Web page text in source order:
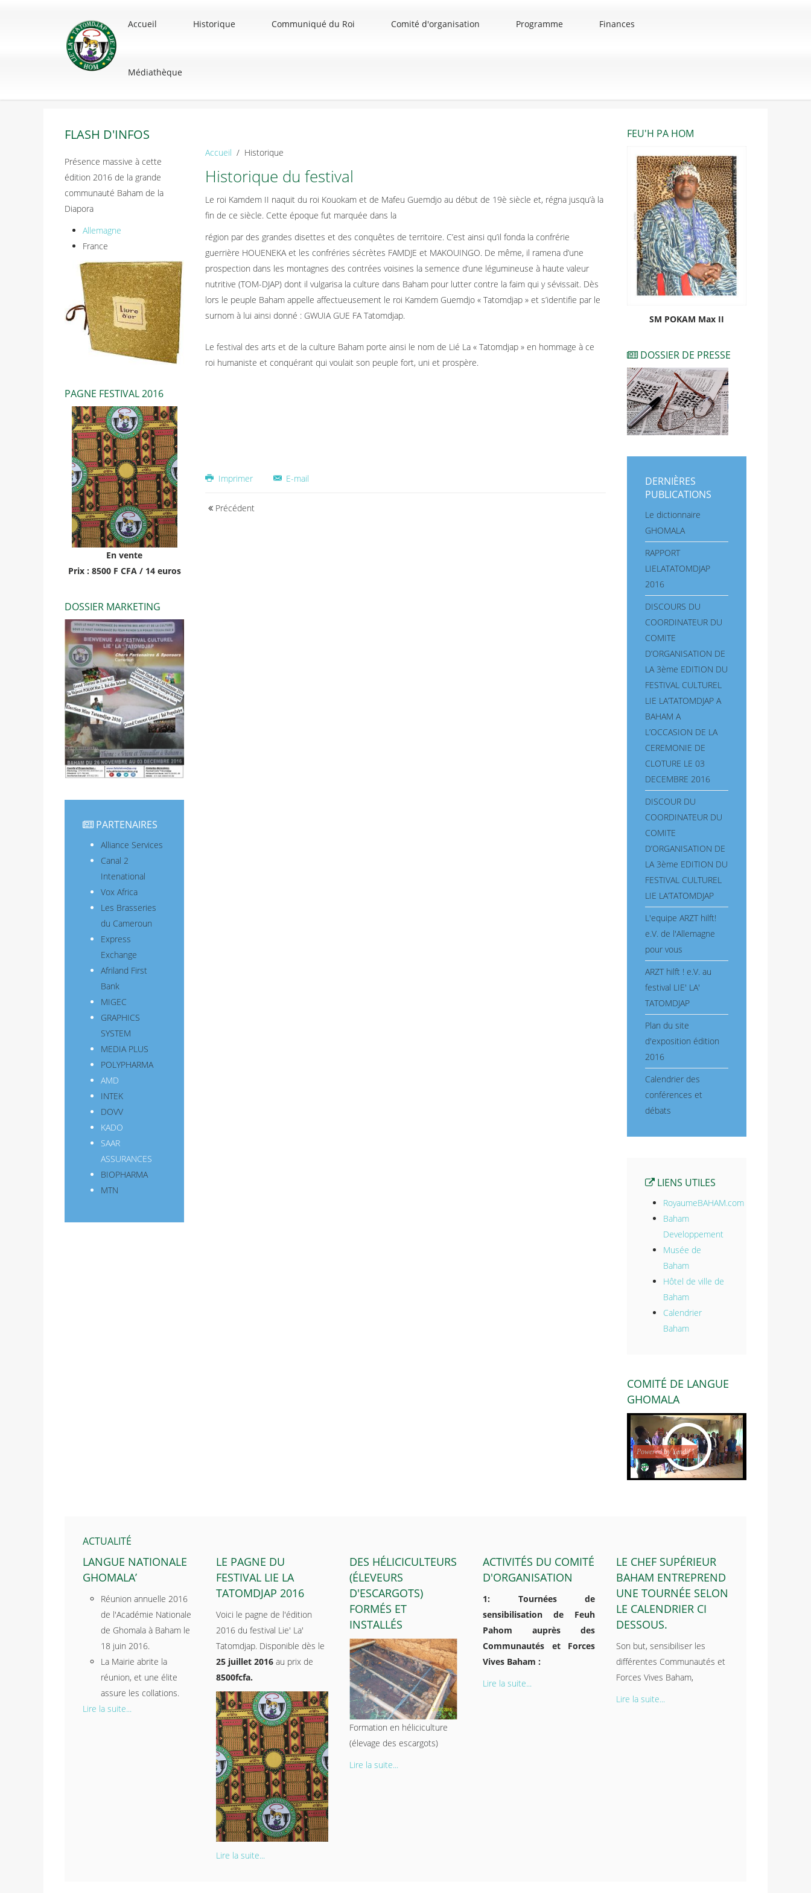
Accueil Historique Communiqué du Roi Comité d'organisation Programme Finances
Médiathèque
Accueil Historique
Historique du festival
Le roi Kamdem II naquit du roi Kouokam et de Mafeu Guemdjo au début de 19è siècle et, régna jusqu’à la
fin de ce siècle. Cette époque fut marquée dans la
région par des grandes disettes et des conquêtes de territoire. C’est ainsi qu’il fonda la confrérie
guerrière HOUENEKA et les confréries sécrètes FAMDJE et MAKOUINGO. De même, il ramena d’une
prospection dans les montagnes des contrées voisines la semence d’une légumineuse à haute valeur
nutritive (TOM-DJAP) dont il vulgarisa la culture dans Baham pour lutter contre la faim qui y sévissait. Dès
lors le peuple Baham appelle affectueusement le roi Kamdem Guemdjo « Tatomdjap » et s’identifie par le
surnom à lui ainsi donné : GWUIA GUE FA Tatomdjap.
Le festival des arts et de la culture Baham porte ainsi le nom de Lié La « Tatomdjap » en hommage à ce
roi humaniste et conquérant qui voulait son peuple fort, uni et prospère.
Imprimer E-mail
Précédent
FLASH D'INFOS
Présence massive à cette
édition 2016 de la grande
communauté Baham de la
Diapora
Allemagne
France
PAGNE FESTIVAL 2016
En vente
Prix : 8500 F CFA / 14 euros
DOSSIER MARKETING
PARTENAIRES
Alliance Services
Canal 2
Intenational
Vox Africa
Les Brasseries
du Cameroun
Express
Exchange
Afriland First
Bank
MIGEC
GRAPHICS
SYSTEM
MEDIA PLUS
POLYPHARMA
AMD
INTEK
DOVV
KADO
SAAR
ASSURANCES
BIOPHARMA
MTN
FEU'H PA HOM
SM POKAM Max II
DOSSIER DE PRESSE
DERNIÈRES
PUBLICATIONS
Le dictionnaire
GHOMALA
RAPPORT
LIELATATOMDJAP
2016
DISCOURS DU
COORDINATEUR DU
COMITE
D’ORGANISATION DE
LA 3ème EDITION DU
FESTIVAL CULTUREL
LIE LA’TATOMDJAP A
BAHAM A
L’OCCASION DE LA
CEREMONIE DE
CLOTURE LE 03
DECEMBRE 2016
DISCOUR DU
COORDINATEUR DU
COMITE
D’ORGANISATION DE
LA 3ème EDITION DU
FESTIVAL CULTUREL
LIE LA’TATOMDJAP
L'equipe ARZT hilft!
e.V. de l'Allemagne
pour vous
ARZT hilft ! e.V. au
festival LIE' LA'
TATOMDJAP
Plan du site
d'exposition édition
2016
Calendrier des
conférences et
débats
LIENS UTILES
RoyaumeBAHAM.com
Baham
Developpement
Musée de
Baham
Hôtel de ville de
Baham
Calendrier
Baham
COMITÉ DE LANGUE
GHOMALA
Powered by Yendif !
ACTUALITÉ
LANGUE NATIONALE
GHOMALA’
Réunion annuelle 2016
de l'Académie Nationale
de Ghomala à Baham le
18 juin 2016.
La Mairie abrite la
réunion, et une élite
assure les collations.
Lire la suite...
LE PAGNE DU
FESTIVAL LIE LA
TATOMDJAP 2016
Voici le pagne de l'édition
2016 du festival Lie' La'
Tatomdjap. Disponible dès le
25 juillet 2016 au prix de
8500fcfa.
Lire la suite...
DES HÉLICICULTEURS
(ÉLEVEURS
D'ESCARGOTS)
FORMÉS ET
INSTALLÉS
Formation en héliciculture
(élevage des escargots)
Lire la suite...
ACTIVITÉS DU COMITÉ
D'ORGANISATION
1: Tournées de
sensibilisation de Feuh
Pahom auprès des
Communautés et Forces
Vives Baham :
Lire la suite...
LE CHEF SUPÉRIEUR
BAHAM ENTREPREND
UNE TOURNÉE SELON
LE CALENDRIER CI
DESSOUS.
Son but, sensibiliser les
différentes Communautés et
Forces Vives Baham,
Lire la suite...